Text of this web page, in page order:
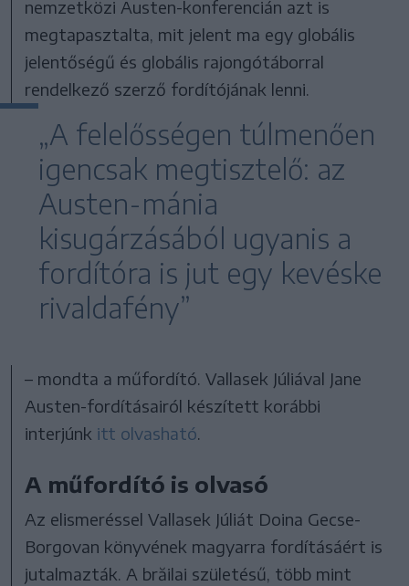
nemzetközi Austen-konferencián azt is
megtapasztalta, mit jelent ma egy globális
jelentőségű és globális rajongótáborral
rendelkező szerző fordítójának lenni.
„A felelősségen túlmenően
igencsak megtisztelő: az
Austen-mánia
kisugárzásából ugyanis a
fordítóra is jut egy kevéske
rivaldafény”
– mondta a műfordító. Vallasek Júliával Jane
Austen-fordításairól készített korábbi
interjúnk itt olvasható.
A műfordító is olvasó
Az elismeréssel Vallasek Júliát Doina Gecse-
Borgovan könyvének magyarra fordításáért is
jutalmazták. A brăilai születésű, több mint